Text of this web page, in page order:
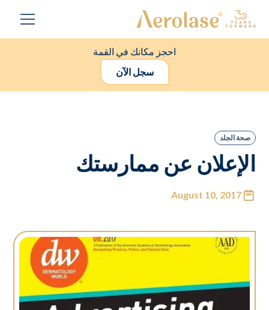
احجز مكانك في القمة
سجل الآن
صحة الجلد
الإعلان عن ممارستك
August 10, 2017